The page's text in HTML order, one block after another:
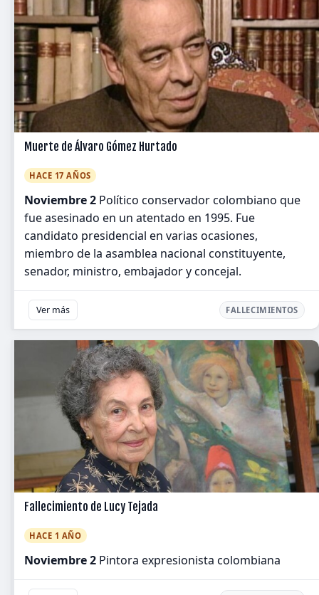
Muerte de Álvaro Gómez Hurtado
HACE 17 AÑOS
Noviembre 2 Político conservador colombiano que
fue asesinado en un atentado en 1995. Fue
candidato presidencial en varias ocasiones,
miembro de la asamblea nacional constituyente,
senador, ministro, embajador y concejal.
Ver más FALLECIMIENTOS
Fallecimiento de Lucy Tejada
HACE 1 AÑO
Noviembre 2 Pintora expresionista colombiana